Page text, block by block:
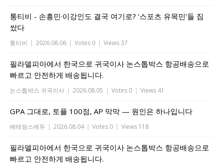
통티비 - 손흥민·이강인도 결국 여기로? ‘스포츠 유목민’들 짐
쌌다
통티비 | 2026.08.06 | Votes 0 | Views 37
필라델피아에서 한국으로 귀국이사 논스톱박스 항공배송으로
빠르고 안전하게 배송됩니다.
논스톱박스 귀국이사 | 2026.08.05 | Votes 0 | Views 41
GPA 그대로, 토플 100점, AP 막막 — 원인은 하나입니다
베테랑스에듀 | 2026.08.04 | Votes 0 | Views 118
필라델피아에서 한국으로 귀국이사 논스톱박스 항공배송으로
빠르고 안전하게 배송됩니다.